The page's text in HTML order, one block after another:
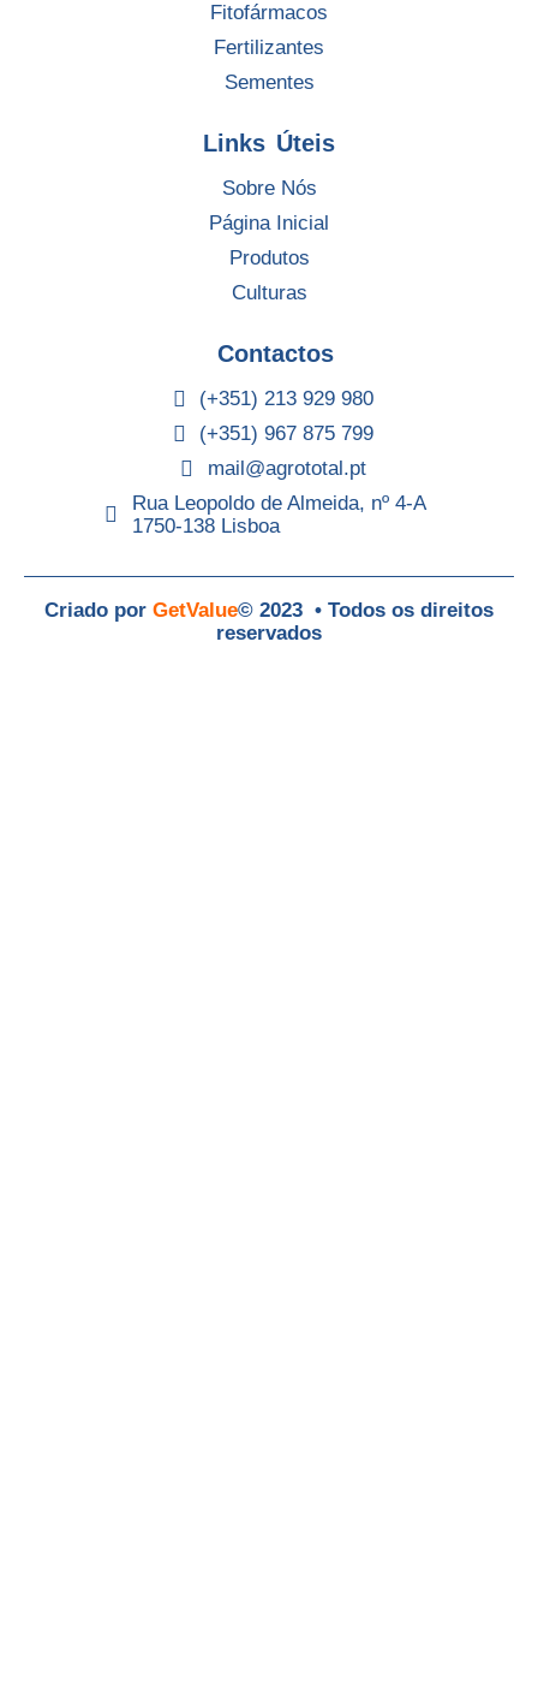
Fitofármacos
Fertilizantes
Sementes
Links Úteis
Sobre Nós
Página Inicial
Produtos
Culturas
Contactos
(+351) 213 929 980
(+351) 967 875 799
mail@agrototal.pt
Rua Leopoldo de Almeida, nº 4-A
1750-138 Lisboa
Criado por GetValue© 2023 • Todos os direitos
reservados